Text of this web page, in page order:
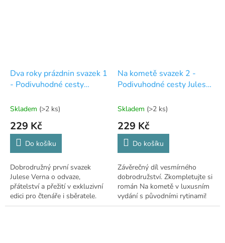
Dva roky prázdnin svazek 1
- Podivuhodné cesty
edice - 22
Skladem (>2 ks)
229 Kč
Do košíku
Dobrodružný první svazek
Julese Verna o odvaze,
přátelství a přežití v exkluzivní
edici pro čtenáře i sběratele.
Na kometě svazek 2 -
Podivuhodné cesty Julese
21
Skladem (>2 ks)
229 Kč
Do košíku
Závěrečný díl vesmírného
dobrodružství. Zkompletujte si
román Na kometě v luxusním
vydání s původními rytinami!